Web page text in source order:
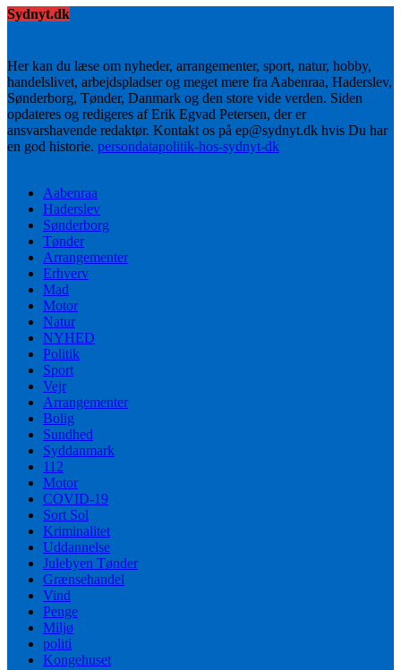
Sydnyt.dk
Her kan du læse om nyheder, arrangementer, sport, natur, hobby,
handelslivet, arbejdspladser og meget mere fra Aabenraa, Haderslev,
Sønderborg, Tønder, Danmark og den store vide verden. Siden
opdateres og redigeres af Erik Egvad Petersen, der er
ansvarshavende redaktør. Kontakt os på ep@sydnyt.dk hvis Du har
en god historie. persondatapolitik-hos-sydnyt-dk
Aabenraa
Haderslev
Sønderborg
Tønder
Arrangementer
Erhverv
Mad
Motor
Natur
NYHED
Politik
Sport
Vejr
Arrangementer
Bolig
Sundhed
Syddanmark
112
Motor
COVID-19
Sort Sol
Kriminalitet
Uddannelse
Julebyen Tønder
Grænsehandel
Vind
Penge
Miljø
politi
Kongehuset